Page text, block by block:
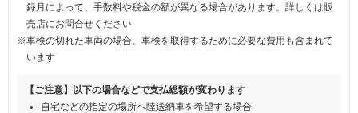
録月によって、手数料や税金の額が異なる場合があります。詳しくは販
売店にお問合せください
※車検の切れた車両の場合、車検を取得するために必要な費用も含まれて
います
【ご注意】以下の場合などで支払総額が変わります
自宅などの指定の場所へ陸送納車を希望する場合